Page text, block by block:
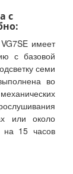
с
имеет
с базовой
семи
во
или около
на 15 часов